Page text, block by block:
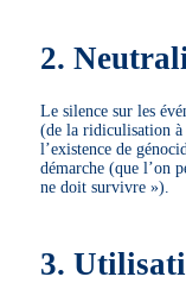
2.
Le silence sur les
(de la ridiculisation
l’existence de
démarche (que l’on
ne doit survivre »).
3.